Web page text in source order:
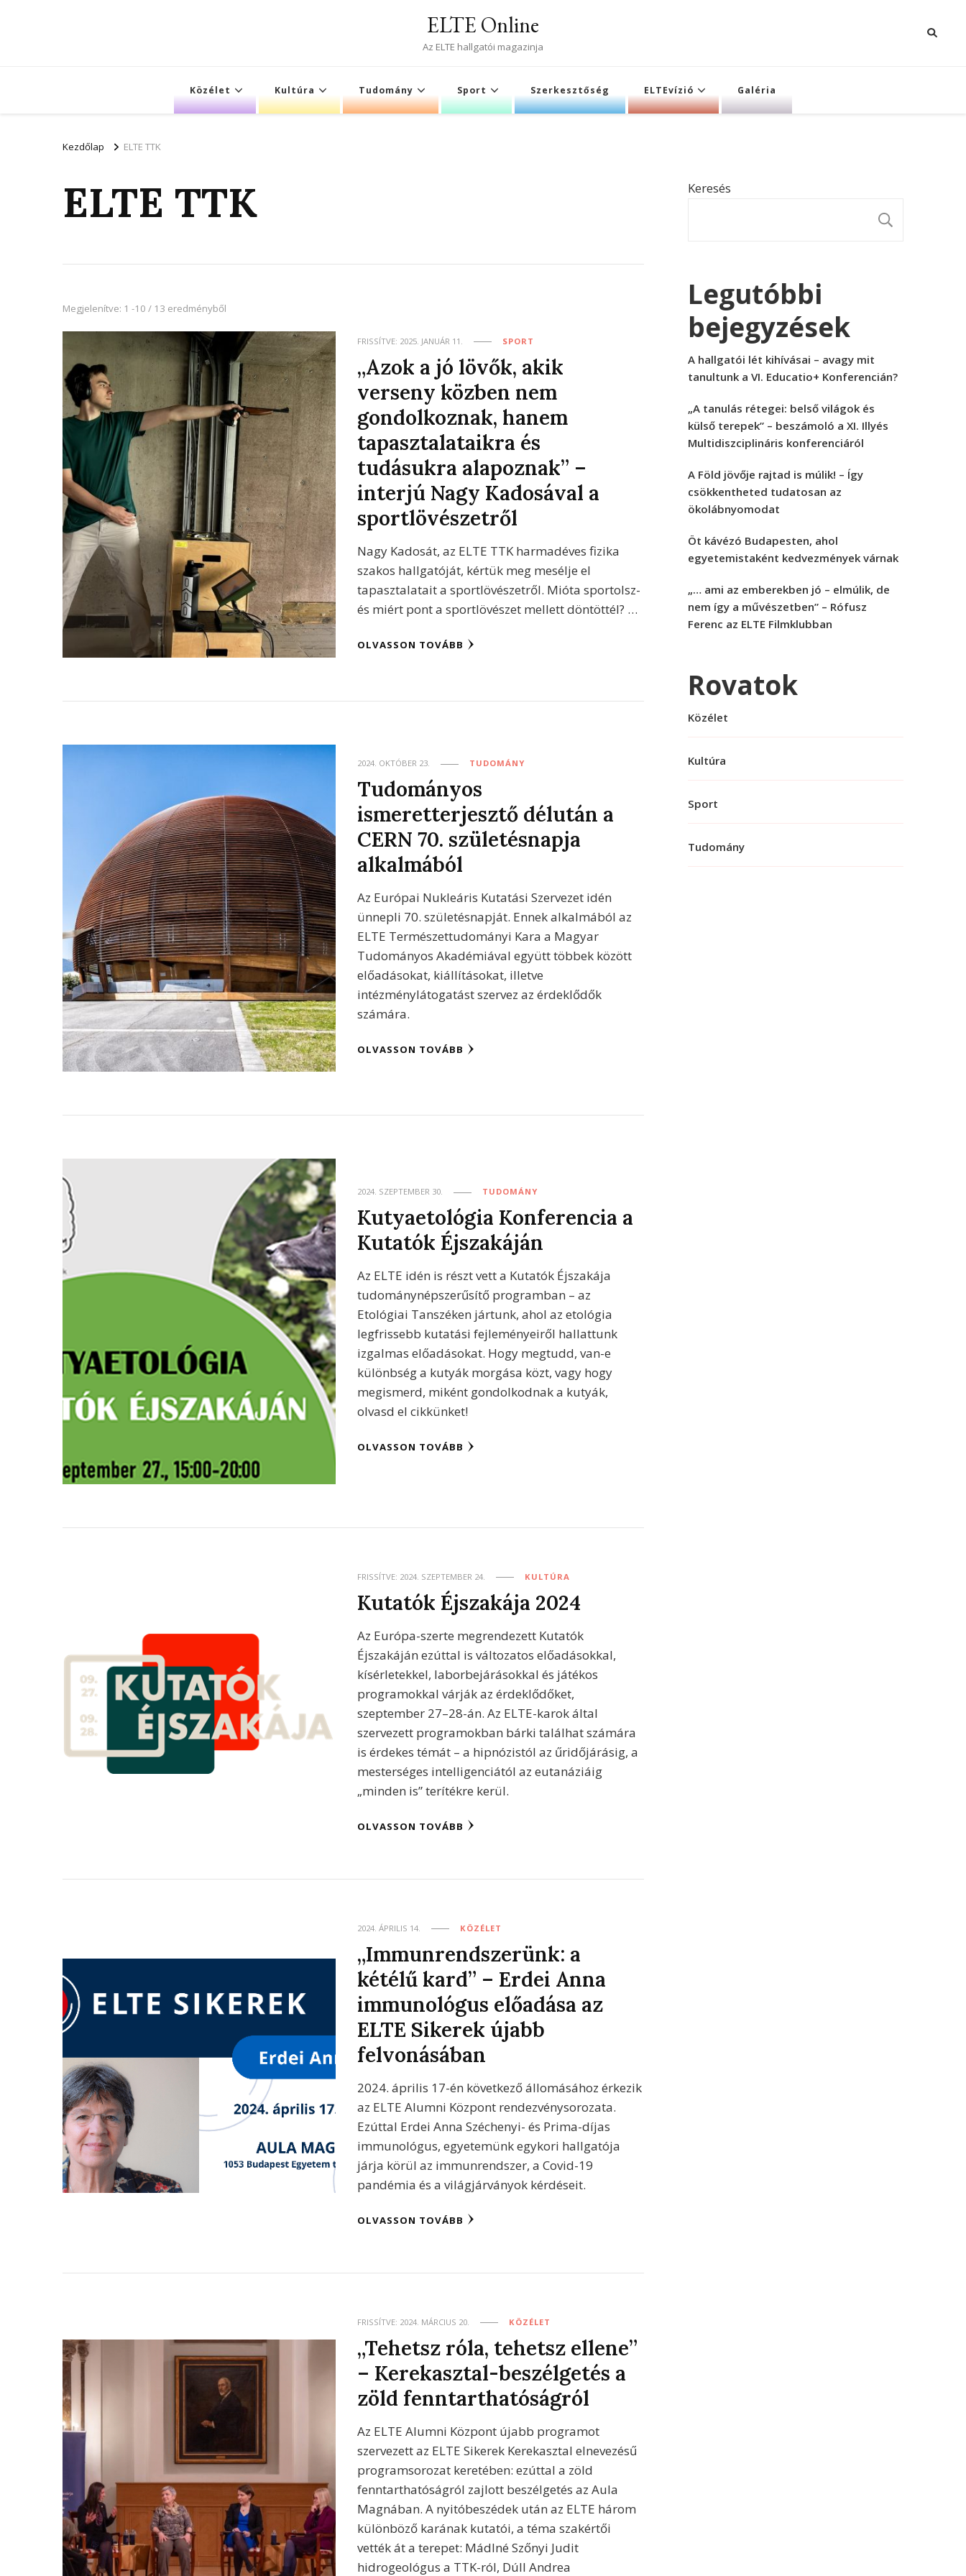
ELTE Online
Az ELTE hallgatói magazinja
Közélet Kultúra Tudomány Sport Szerkesztőség ELTEvízió Galéria
Kezdőlap ELTE TTK
ELTE TTK
Megjelenítve: 1 -10 / 13 eredményből
FRISSÍTVE: 2025. JANUÁR 11. SPORT
„Azok a jó lövők, akik
verseny közben nem
gondolkoznak, hanem
tapasztalataikra és
tudásukra alapoznak” –
interjú Nagy Kadosával a
sportlövészetről
Nagy Kadosát, az ELTE TTK harmadéves fizika
szakos hallgatóját, kértük meg mesélje el
tapasztalatait a sportlövészetről. Mióta sportolsz-
és miért pont a sportlövészet mellett döntöttél? …
OLVASSON TOVÁBB
2024. OKTÓBER 23. TUDOMÁNY
Tudományos
ismeretterjesztő délután a
CERN 70. születésnapja
alkalmából
Az Európai Nukleáris Kutatási Szervezet idén
ünnepli 70. születésnapját. Ennek alkalmából az
ELTE Természettudományi Kara a Magyar
Tudományos Akadémiával együtt többek között
előadásokat, kiállításokat, illetve
intézménylátogatást szervez az érdeklődők
számára.
OLVASSON TOVÁBB
2024. SZEPTEMBER 30. TUDOMÁNY
Kutyaetológia Konferencia a
Kutatók Éjszakáján
Az ELTE idén is részt vett a Kutatók Éjszakája
tudománynépszerűsítő programban – az
Etológiai Tanszéken jártunk, ahol az etológia
legfrissebb kutatási fejleményeiről hallattunk
izgalmas előadásokat. Hogy megtudd, van-e
különbség a kutyák morgása közt, vagy hogy
megismerd, miként gondolkodnak a kutyák,
olvasd el cikkünket!
OLVASSON TOVÁBB
FRISSÍTVE: 2024. SZEPTEMBER 24. KULTÚRA
Kutatók Éjszakája 2024
Az Európa-szerte megrendezett Kutatók
Éjszakáján ezúttal is változatos előadásokkal,
kísérletekkel, laborbejárásokkal és játékos
programokkal várják az érdeklődőket,
szeptember 27–28-án. Az ELTE-karok által
szervezett programokban bárki találhat számára
is érdekes témát – a hipnózistól az űridőjárásig, a
mesterséges intelligenciától az eutanáziáig
„minden is” terítékre kerül.
OLVASSON TOVÁBB
2024. ÁPRILIS 14. KÖZÉLET
„Immunrendszerünk: a
kétélű kard” – Erdei Anna
immunológus előadása az
ELTE Sikerek újabb
felvonásában
2024. április 17-én következő állomásához érkezik
az ELTE Alumni Központ rendezvénysorozata.
Ezúttal Erdei Anna Széchenyi- és Prima-díjas
immunológus, egyetemünk egykori hallgatója
járja körül az immunrendszer, a Covid-19
pandémia és a világjárványok kérdéseit.
OLVASSON TOVÁBB
FRISSÍTVE: 2024. MÁRCIUS 20. KÖZÉLET
„Tehetsz róla, tehetsz ellene”
– Kerekasztal-beszélgetés a
zöld fenntarthatóságról
Az ELTE Alumni Központ újabb programot
szervezett az ELTE Sikerek Kerekasztal elnevezésű
programsorozat keretében: ezúttal a zöld
fenntarthatóságról zajlott beszélgetés az Aula
Magnában. A nyitóbeszédek után az ELTE három
különböző karának kutatói, a téma szakértői
vették át a terepet: Mádlné Szőnyi Judit
hidrogeológus a TTK-ról, Dúll Andrea
Keresés
Legutóbbi
bejegyzések
A hallgatói lét kihívásai – avagy mit
tanultunk a VI. Educatio+ Konferencián?
„A tanulás rétegei: belső világok és
külső terepek” – beszámoló a XI. Illyés
Multidiszciplináris konferenciáról
A Föld jövője rajtad is múlik! – Így
csökkentheted tudatosan az
ökolábnyomodat
Öt kávézó Budapesten, ahol
egyetemistaként kedvezmények várnak
„… ami az emberekben jó – elmúlik, de
nem így a művészetben” – Rófusz
Ferenc az ELTE Filmklubban
Rovatok
Közélet
Kultúra
Sport
Tudomány